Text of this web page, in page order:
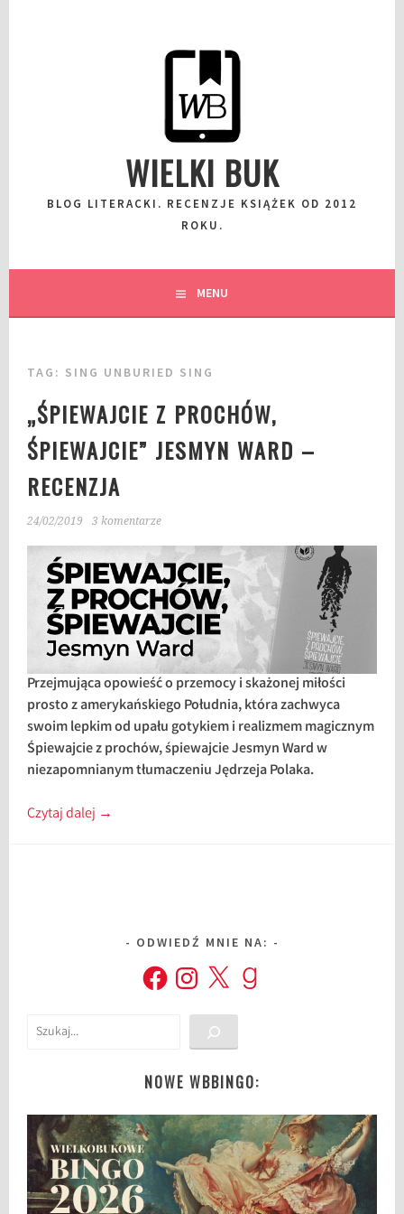
WIELKI BUK
BLOG LITERACKI. RECENZJE KSIĄŻEK OD 2012
ROKU.
MENU
TAG: SING UNBURIED SING
„ŚPIEWAJCIE Z PROCHÓW,
ŚPIEWAJCIE” JESMYN WARD –
RECENZJA
24/02/2019 3 komentarze
Przejmująca opowieść o przemocy i skażonej miłości
prosto z amerykańskiego Południa, która zachwyca
swoim lepkim od upału gotykiem i realizmem magicznym
Śpiewajcie z prochów, śpiewajcie Jesmyn Ward w
niezapomnianym tłumaczeniu Jędrzeja Polaka.
Czytaj dalej →
ODWIEDŹ MNIE NA:
FacebookInstagram
X Goodreads
Szukaj
NOWE WBBINGO: